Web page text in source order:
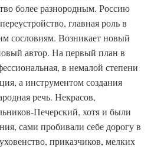
более разнородным. Россию
главная роль в
сословиям. Возникает новый
автор. На первый план в
в немалой степени
а инструментом создания
речь. Некрасов,
Печерский, хотя и были
сами пробивали себе дорогу в
приказчиков, мелких